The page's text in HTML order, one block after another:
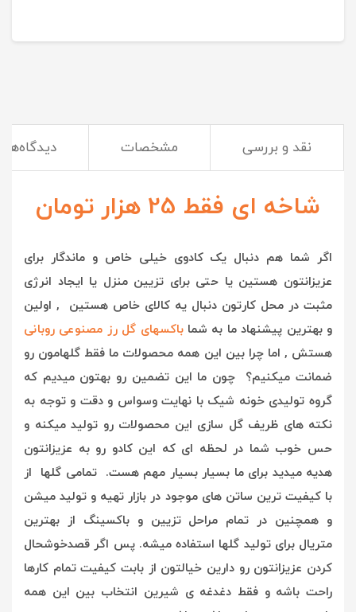
نقد و بررسی مشخصات دیدگاه‌ها
شاخه ای فقط 25 هزار تومان
اگر شما هم دنبال یک کادوی خیلی خاص و ماندگار برای
عزیزانتون هستین یا حتی برای تزیین منزل یا ایجاد انرژی
مثبت در محل کارتون دنبال یه کالای خاص هستین , اولین
و بهترین پیشنهاد ما به شماباکسهای گل رز مصنوعی روبانی
هستش , اما چرا بین این همه محصولات ما فقط گلهامون رو
ضمانت میکنیم؟ چون ما این تضمین رو بهتون میدیم که
گروه تولیدی خونه شیک با نهایت وسواس و دقت و توجه به
نکته های ظریف گل سازی این محصولات رو تولید میکنه و
حس خوب شما در لحظه ای که این کادو رو به عزیزانتون
هدیه میدید برای ما بسیار بسیار مهم هست. تمامی گلها از
با کیفیت ترین ساتن های موجود در بازار تهیه و تولید میشن
و همچنین در تمام مراحل تزیین و باکسینگ از بهترین
متریال برای تولید گلها استفاده میشه. پس اگر قصدخوشحال
کردن عزیزانتون رو دارین خیالتون از بابت کیفیت تمام کارها
راحت باشه و فقط دغدغه ی شیرین انتخاب بین این همه